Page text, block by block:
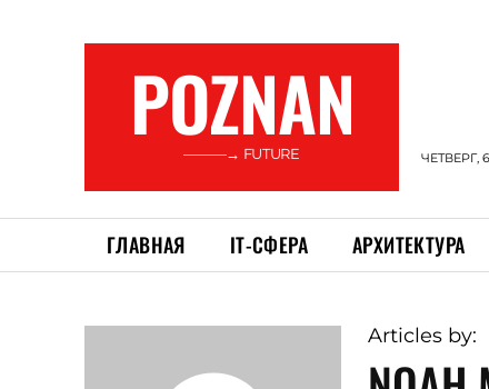
POZNAN
———→ FUTURE ЧЕТВЕРГ,
ГЛАВНАЯ ІТ-СФЕРА АРХИТЕКТУРА
Articles by: